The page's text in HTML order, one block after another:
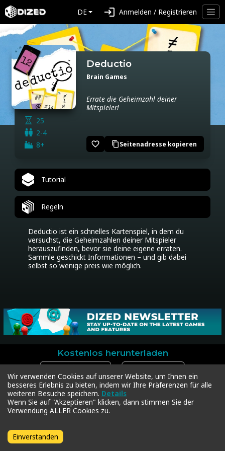
DE login Anmelden / Registrieren
25
2-4
8+
Deductio
Brain Games
Errate die Geheimzahl deiner
Mitspieler!
favorite_border content_copySeitenadresse kopieren
Tutorial
Regeln
Deductio ist ein schnelles Kartenspiel, in dem du
versuchst, die Geheimzahlen deiner Mitspieler
herauszufinden, bevor sie deine eigene erraten.
Sammle geschickt Informationen – und gib dabei
selbst so wenige preis wie möglich.
Kostenlos herunterladen
Dized
Kontakt
Presse
Support
Kontakt
Dized Code einlösen
Facebook
Wir verwenden Cookies auf unserer Website, um Ihnen ein
besseres Erlebnis zu bieten, indem wir Ihre Präferenzen für alle
weiteren Besuche speichern. Details
Wenn Sie auf "Akzeptieren" klicken, dann stimmen Sie der
Verwendung ALLER Cookies zu.
Einverstanden